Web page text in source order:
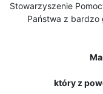
Stowarzyszenie
Państwa z bardzo
który z